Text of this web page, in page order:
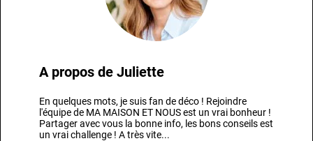
A propos de Juliette
En quelques mots, je suis fan de déco ! Rejoindre
l'équipe de MA MAISON ET NOUS est un vrai bonheur !
Partager avec vous la bonne info, les bons conseils est
un vrai challenge ! A très vite...